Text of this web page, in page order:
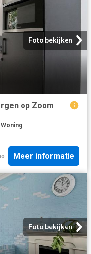
Foto bekijken
op Zoom
Meer informatie
Foto bekijken